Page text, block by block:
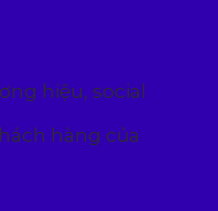
hiệu, social
hàng của